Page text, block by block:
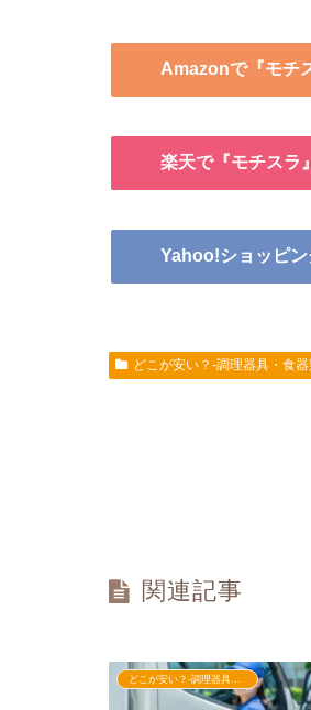
Amazonで『モチ
楽天で『モチスラ
Yahoo!ショッピ
どこが安い？-調理器具・食
関連記事
どこが安い？-調理器具・食器類